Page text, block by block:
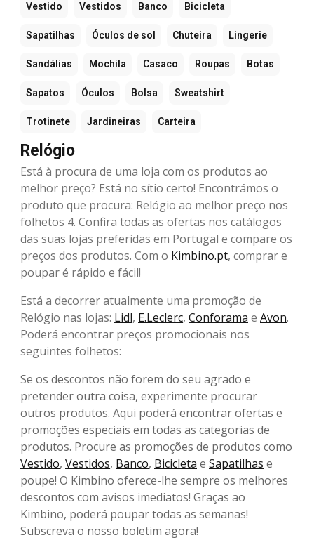
Vestido Vestidos Banco Bicicleta
Sapatilhas Óculos de sol Chuteira Lingerie
Sandálias Mochila Casaco Roupas Botas
Sapatos Óculos Bolsa Sweatshirt
Trotinete Jardineiras Carteira
Relógio
Está à procura de uma loja com os produtos ao
melhor preço? Está no sítio certo! Encontrámos o
produto que procura: Relógio ao melhor preço nos
folhetos 4. Confira todas as ofertas nos catálogos
das suas lojas preferidas em Portugal e compare os
preços dos produtos. Com o Kimbino.pt, comprar e
poupar é rápido e fácil!
Está a decorrer atualmente uma promoção de
Relógio nas lojas: Lidl, E.Leclerc, Conforama e Avon.
Poderá encontrar preços promocionais nos
seguintes folhetos:
Se os descontos não forem do seu agrado e
pretender outra coisa, experimente procurar
outros produtos. Aqui poderá encontrar ofertas e
promoções especiais em todas as categorias de
produtos. Procure as promoções de produtos como
Vestido, Vestidos, Banco, Bicicleta e Sapatilhas e
poupe! O Kimbino oferece-lhe sempre os melhores
descontos com avisos imediatos! Graças ao
Kimbino, poderá poupar todas as semanas!
Subscreva o nosso boletim agora!